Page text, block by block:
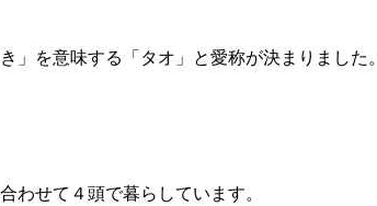
を意味する「タオ」と愛称が決まりました。
わせて４頭で暮らしています。